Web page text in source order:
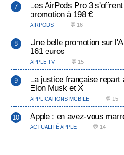
Les AirPods Pro 3
promotion à 198 €
AIRPODS 💬 16
Une belle promotion sur
161 euros
APPLE TV 💬 15
La justice française repart
Elon Musk et X
APPLICATIONS MOBILE 💬 15
Apple : en avez-vous
ACTUALITÉ APPLE 💬 14